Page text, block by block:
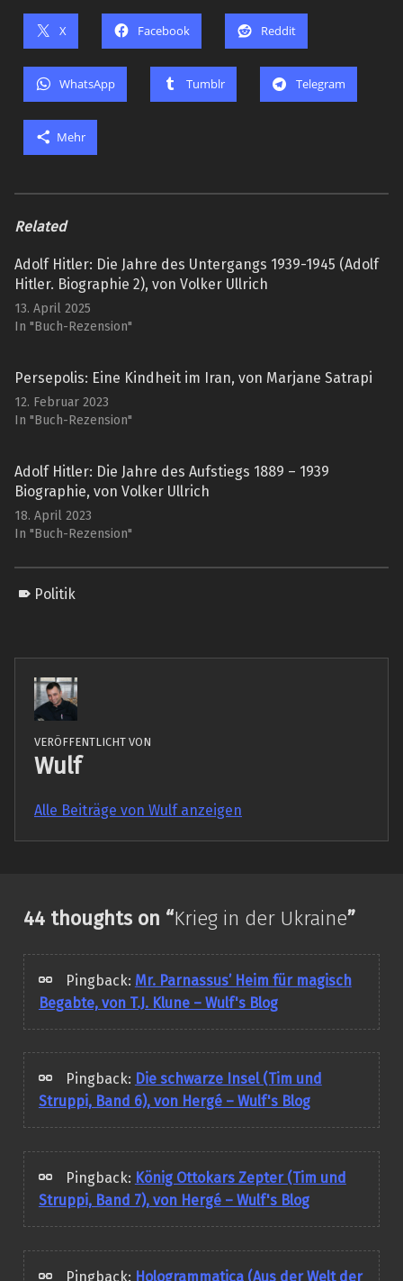
X Facebook Reddit
WhatsApp Tumblr Telegram
Mehr
Related
Adolf Hitler: Die Jahre des Untergangs 1939-1945 (Adolf
Hitler. Biographie 2), von Volker Ullrich
13. April 2025
In "Buch-Rezension"
Persepolis: Eine Kindheit im Iran, von Marjane Satrapi
12. Februar 2023
In "Buch-Rezension"
Adolf Hitler: Die Jahre des Aufstiegs 1889 – 1939
Biographie, von Volker Ullrich
18. April 2023
In "Buch-Rezension"
Politik
VERÖFFENTLICHT VON
Wulf
Alle Beiträge von Wulf anzeigen
Skip back to main navigation
44 thoughts on “Krieg in der Ukraine”
Pingback: Mr. Parnassus’ Heim für magisch
Begabte, von T.J. Klune – Wulf's Blog
Pingback: Die schwarze Insel (Tim und
Struppi, Band 6), von Hergé – Wulf's Blog
Pingback: König Ottokars Zepter (Tim und
Struppi, Band 7), von Hergé – Wulf's Blog
Pingback: Hologrammatica (Aus der Welt der